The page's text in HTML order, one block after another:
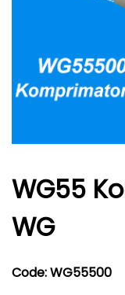
WG55
WG
Code: WG55500